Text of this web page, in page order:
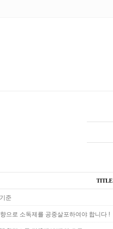
TITLE
준
으로 소독제를 공중살포하여야 합니다 !